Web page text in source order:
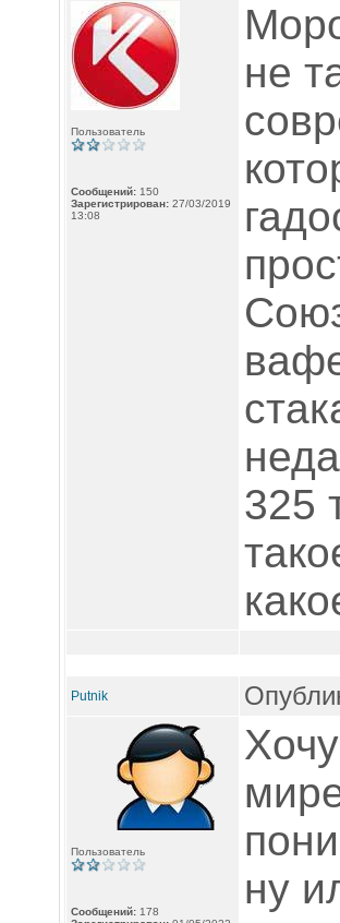
Пользователь
Сообщений: 150
Зарегистрирован: 27/03/2019
13:08
не
325
Putnik
Пользователь
Сообщений: 178
ну